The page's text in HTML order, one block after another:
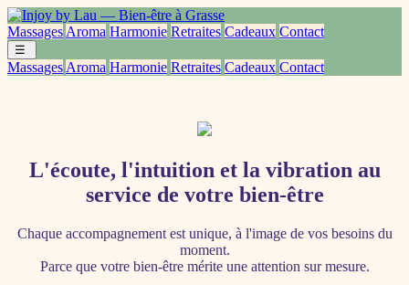
Massages Aroma Harmonie Retraites Cadeaux Contact
☰
Massages Aroma Harmonie Retraites Cadeaux Contact
L'écoute, l'intuition et la vibration au
service de votre bien-être
Chaque accompagnement est unique, à l'image de vos besoins du
moment.
Parce que votre bien-être mérite une attention sur mesure.